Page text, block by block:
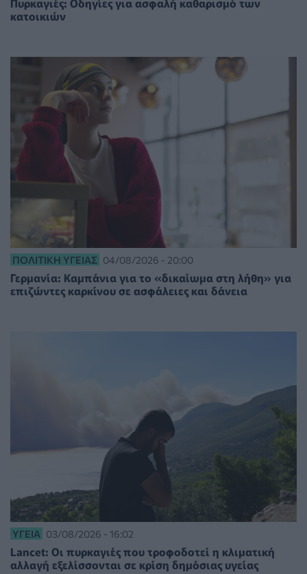
κατοικιών
ΠΟΛΙΤΙΚΉ ΥΓΕΊΑΣ 04/08/2026 - 20:00
Γερμανία: Καμπάνια για το «δικαίωμα στη λήθη» για
επιζώντες καρκίνου σε ασφάλειες και δάνεια
ΥΓΕΊΑ 03/08/2026 - 16:02
Lancet: Οι πυρκαγιές που τροφοδοτεί η κλιματική
αλλαγή εξελίσσονται σε κρίση δημόσιας υγείας